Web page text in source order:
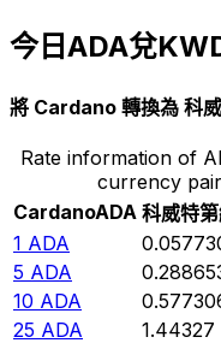
今日ADA兌
將 Cardano 轉換為 科
Rate information of
currency pair
CardanoADA 科威特
1 ADA
5 ADA
10 ADA
25 ADA 1.44327